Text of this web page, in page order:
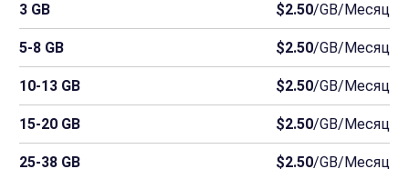
3 GB $2.50/GB/Месяц
5-8 GB $2.50/GB/Месяц
10-13 GB $2.50/GB/Месяц
15-20 GB $2.50/GB/Месяц
25-38 GB $2.50/GB/Месяц